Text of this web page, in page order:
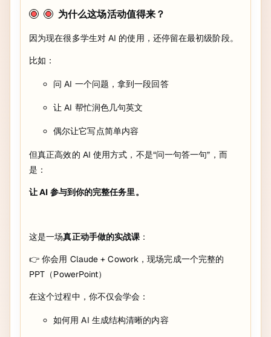
为什么这场活动值得来？
因为现在很多学生对 AI 的使用，还停留在最初级阶段。
比如：
问 AI 一个问题，拿到一段回答
让 AI 帮忙润色几句英文
偶尔让它写点简单内容
但真正高效的 AI 使用方式，不是“问一句答一句”，而
是：
让 AI 参与到你的完整任务里。
这是一场真正动手做的实战课 ：
👉 你会用 Claude + Cowork，现场完成一个完整的
PPT（PowerPoint）
在这个过程中，你不仅会学会：
如何用 AI 生成结构清晰的内容